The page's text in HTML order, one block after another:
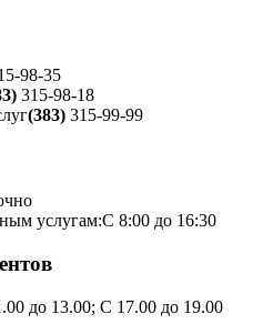
98-35
315-98-18
(383) 315-99-99
услугам:С 8:00 до 16:30
до 13.00; С 17.00 до 19.00